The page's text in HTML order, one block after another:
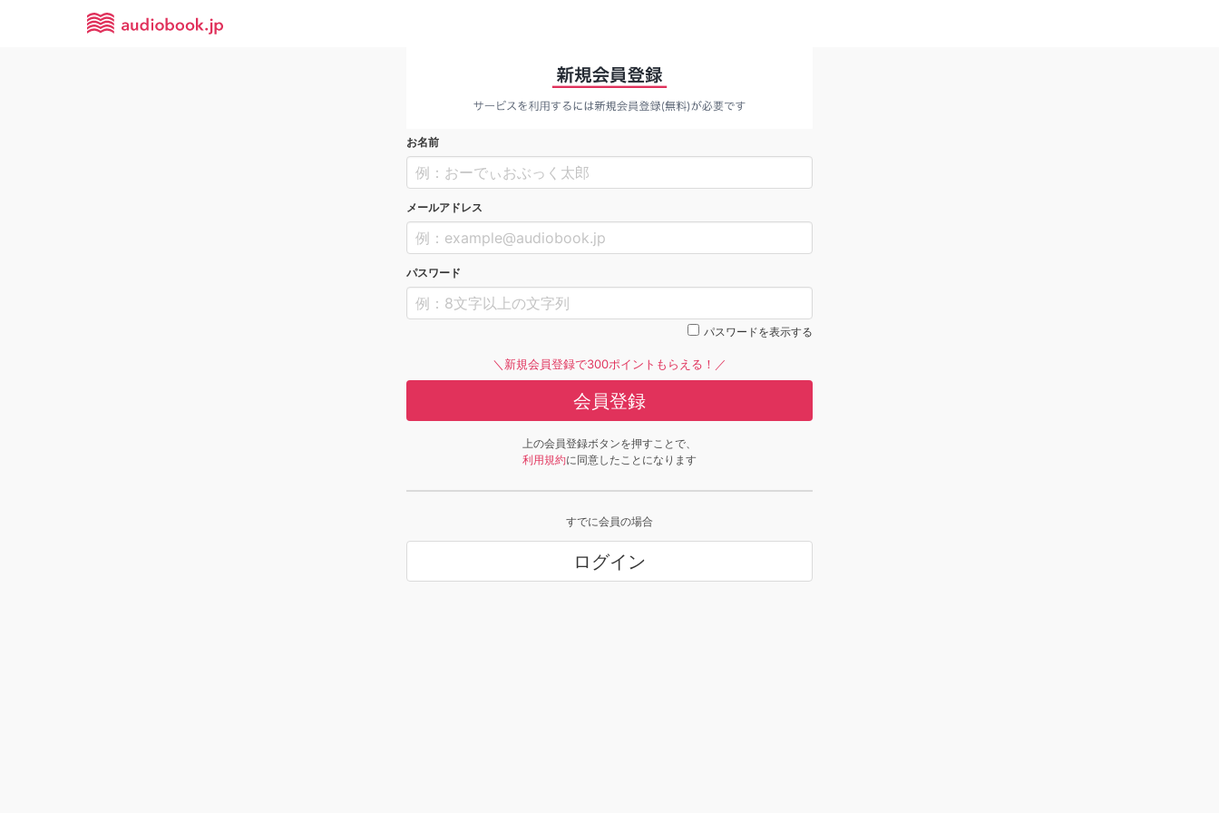
お名前
メールアドレス
パスワード
パスワードを表示する
＼新規会員登録で300ポイントもらえる！／
会員登録
上の会員登録ボタンを押すことで、
利用規約に同意したことになります
すでに会員の場合
ログイン